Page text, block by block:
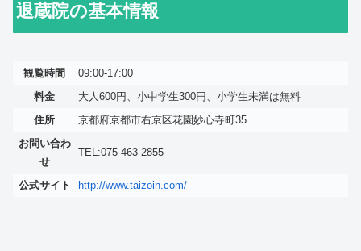
退蔵院の基本情報
観覧時間
09:00-17:00
料金
大人600円、小中学生300円、小学生未満は無料
住所
京都府京都市右京区花園妙心寺町35
お問い合わ
せ
TEL:075-463-2855
公式サイト http://www.taizoin.com/